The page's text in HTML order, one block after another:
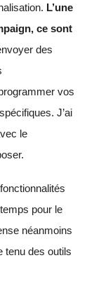
L’une
ce sont
des
vos
J’ai
le
pour le
néanmoins
tenu des outils